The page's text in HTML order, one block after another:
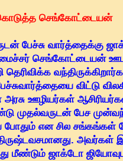
செங்கோட்டையன்
பேச்சு வார்த்தைக்கு
செங்கோட்டையன்
தெரிவிக்க
விட்டு
ஊழியர்கள்
முதல்வருடன் பேச
போதும் என சில சங்கங்கள்
மீண்டும் ஜாக்டோ